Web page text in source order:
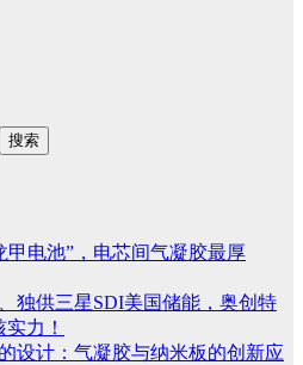
搜索
甲电池”，电芯间气凝胶最厚
独供三星SDI美国储能，奥创特
力！
设计：气凝胶与纳米板的创新应